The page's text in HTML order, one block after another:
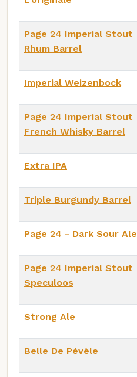
Page 24 Imperial Stout
Rhum Barrel
Imperial Weizenbock
Page 24 Imperial Stout
French Whisky Barrel
Extra IPA
Triple Burgundy Barrel
Page 24 - Dark Sour Ale
Page 24 Imperial Stout
Speculoos
Strong Ale
Belle De Pévèle